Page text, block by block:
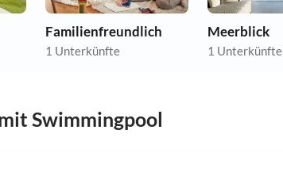
Familienfreundlich
1 Unterkünfte
Meerblick
1 Unterkünfte
Swimmingpool